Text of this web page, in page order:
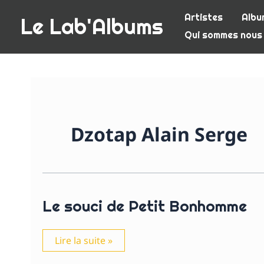
contenuLe Lab'Albums Artistes
Qui sommes
Dzotap Alain Serge
Le souci de Petit Bonhomme
Le
souci
Lire la suite »